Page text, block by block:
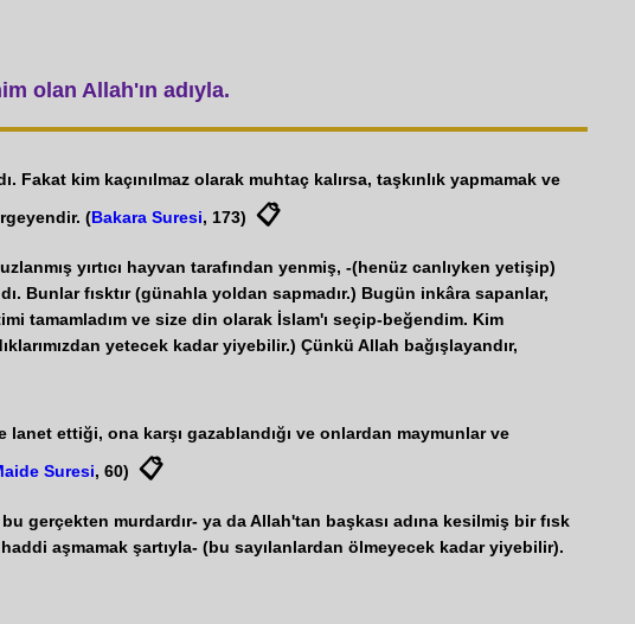
olan Allah'ın adıyla.
kim kaçınılmaz olarak muhtaç kalırsa, taşkınlık yapmamak ve
(Bakara Suresi, 173) 📋
yırtıcı hayvan tarafından yenmiş, -(henüz canlıyken yetişip)
Bunlar fısktır (günahla yoldan sapmadır.) Bugün inkâra sapanlar,
tamamladım ve size din olarak İslam'ı seçip-beğendim. Kim
yetecek kadar yiyebilir.) Çünkü Allah bağışlayandır,
ettiği, ona karşı gazablandığı ve onlardan maymunlar ve
Suresi, 60) 📋
murdardır- ya da Allah'tan başkası adına kesilmiş bir fısk
haddi aşmamak şartıyla- (bu sayılanlardan ölmeyecek kadar yiyebilir).